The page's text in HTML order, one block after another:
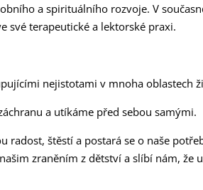
a spirituálního rozvoje. V
své terapeutické a lektorské praxi.
nejistotami v mnoha oblastech
a utíkáme před sebou samými.
radost, štěstí a postará se o naše
zraněním z dětství a slíbí nám, že